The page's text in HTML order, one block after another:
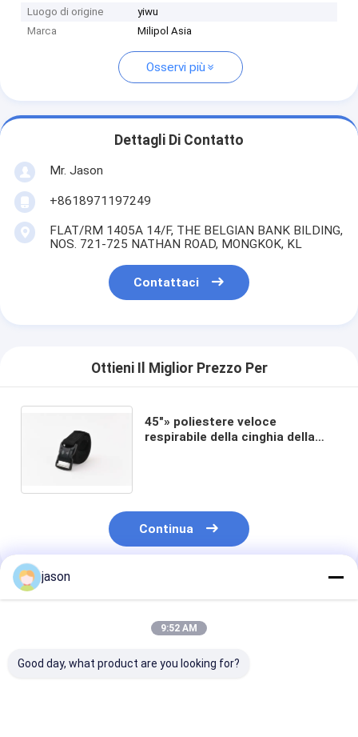
Luogo di origine
yiwu
Marca
Milipol Asia
Osservi più
Dettagli Di Contatto
Mr. Jason
+8618971197249
FLAT/RM 1405A 14/F, THE BELGIAN BANK BILDING,
NOS. 721-725 NATHAN ROAD, MONGKOK, KL
Contattaci
Ottieni Il Miglior Prezzo Per
45"» poliestere veloce
respirabile della cinghia della
Continua
Prodotti Raccomandati
jason
9:52 AM
Good day, what product are you looking for?